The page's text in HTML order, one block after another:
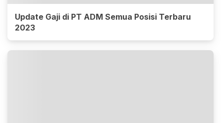
Update Gaji di PT ADM Semua Posisi Terbaru
2023